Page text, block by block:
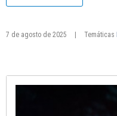
7 de agosto de 2025 Temáticas